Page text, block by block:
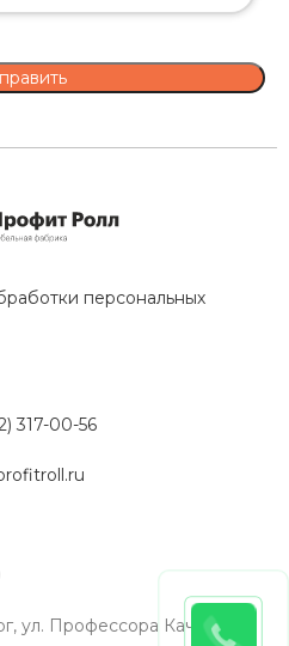
персональных
317-00-56
ул. Профессора Качалова,